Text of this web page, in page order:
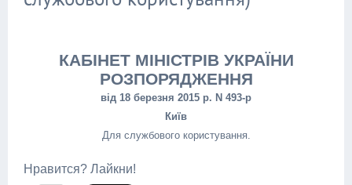
КАБІНЕТ МІНІСТРІВ УКРАЇНИ
РОЗПОРЯДЖЕННЯ
від 18 березня 2015 р. N 493-р
Київ
Для службового користування.
Нравится? Лайкни!